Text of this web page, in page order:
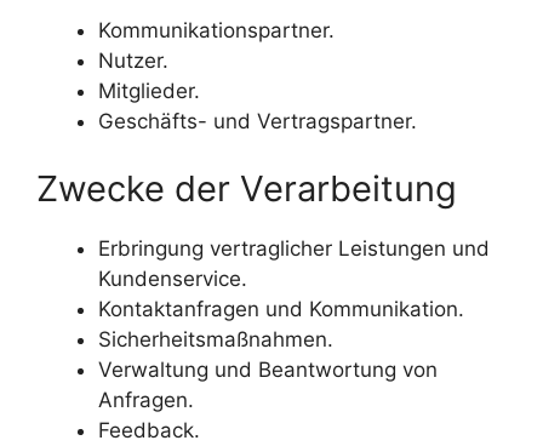
Kommunikationspartner.
Nutzer.
Mitglieder.
Geschäfts- und Vertragspartner.
Zwecke der Verarbeitung
Erbringung vertraglicher Leistungen und
Kundenservice.
Kontaktanfragen und Kommunikation.
Sicherheitsmaßnahmen.
Verwaltung und Beantwortung von
Anfragen.
Feedback.